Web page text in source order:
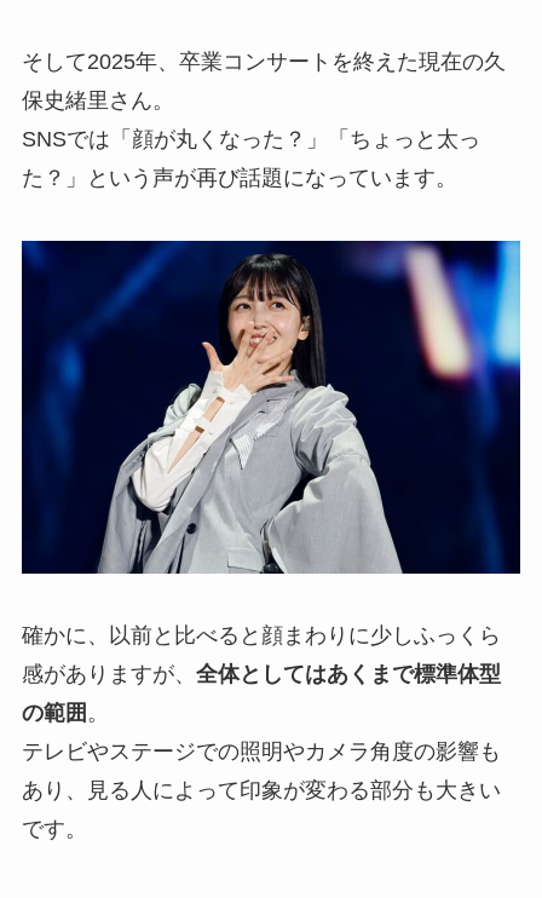
そして2025年、卒業コンサートを終えた現在の久
保史緒里さん。
SNSでは「顔が丸くなった？」「ちょっと太っ
た？」という声が再び話題になっています。
確かに、以前と比べると顔まわりに少しふっくら
感がありますが、 全体としてはあくまで標準体型
の範囲 。
テレビやステージでの照明やカメラ角度の影響も
あり、見る人によって印象が変わる部分も大きい
です。